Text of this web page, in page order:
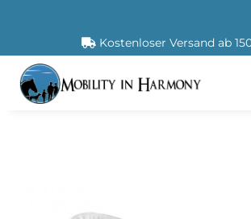
Kostenloser Versand ab